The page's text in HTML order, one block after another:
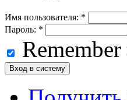
Имя пользователя: *
Пароль: *
Remember